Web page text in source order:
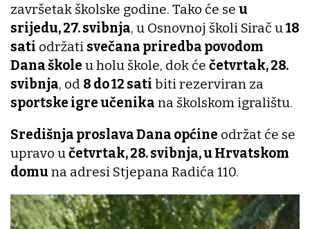
završetak školske godine. Tako će se u
srijedu, 27. svibnja, u Osnovnoj školi Sirač u18
sati održati svečana priredba povodom
Dana škole u holu škole, dok će četvrtak, 28.
svibnja, od 8 do 12 sati biti rezerviran za
sportske igre učenika na školskom igralištu.
Središnja proslava Dana općine održat će se
upravo u četvrtak, 28. svibnja, u Hrvatskom
domu na adresi Stjepana Radića 110.